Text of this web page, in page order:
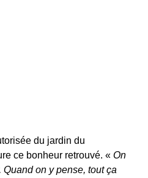
du jardin du
ce bonheur retrouvé. « On
Quand on y pense, tout ça